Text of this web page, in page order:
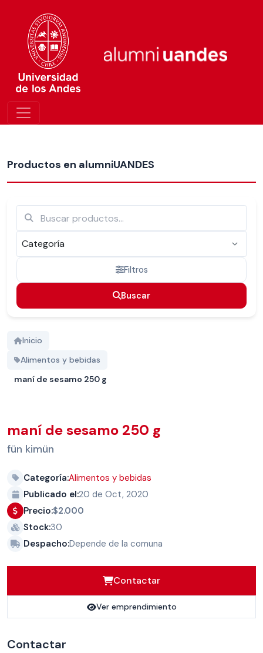
Productos en alumniUANDES
Filtros
Buscar
Inicio
Alimentos y bebidas
maní de sesamo 250 g
maní de sesamo 250 g
fün kimün
Categoría:Alimentos y bebidas
Publicado el:20 de Oct, 2020
Precio:$2.000
Stock:30
Despacho:Depende de la comuna
Contactar
Ver emprendimiento
Contactar